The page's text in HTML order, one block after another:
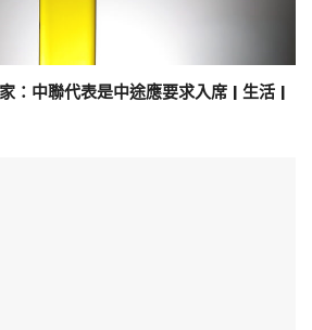
中聯代表是中途應要求入席 | 生活 |